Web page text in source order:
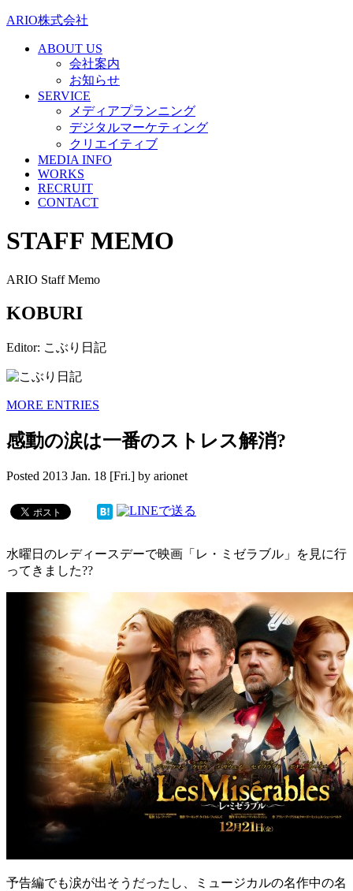
ARIO株式会社
ABOUT US
会社案内
お知らせ
SERVICE
メディアプランニング
デジタルマーケティング
クリエイティブ
MEDIA INFO
WORKS
RECRUIT
CONTACT
STAFF MEMO
ARIO Staff Memo
KOBURI
Editor: こぶり日記
MORE ENTRIES
感動の涙は一番のストレス解消?
Posted 2013 Jan. 18 [Fri.] by arionet
水曜日のレディースデーで映画「レ・ミゼラブル」を見に行
ってきました??
予告編でも涙が出そうだったし、ミュージカルの名作中の名